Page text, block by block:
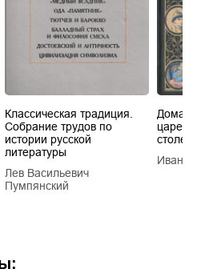
Классическая традиция.
Собрание трудов по
истории русской
литературы
Лев Васильевич
Пумпянский
царей
Иван